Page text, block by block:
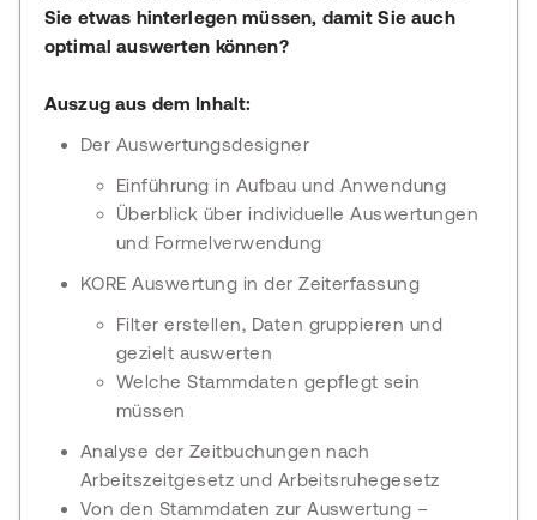
Sie etwas hinterlegen müssen, damit Sie auch
optimal auswerten können?
Auszug aus dem Inhalt:
Der Auswertungsdesigner
Einführung in Aufbau und Anwendung
Überblick über individuelle Auswertungen
und Formelverwendung
KORE Auswertung in der Zeiterfassung
Filter erstellen, Daten gruppieren und
gezielt auswerten
Welche Stammdaten gepflegt sein
müssen
Analyse der Zeitbuchungen nach
Arbeitszeitgesetz und Arbeitsruhegesetz
Von den Stammdaten zur Auswertung –